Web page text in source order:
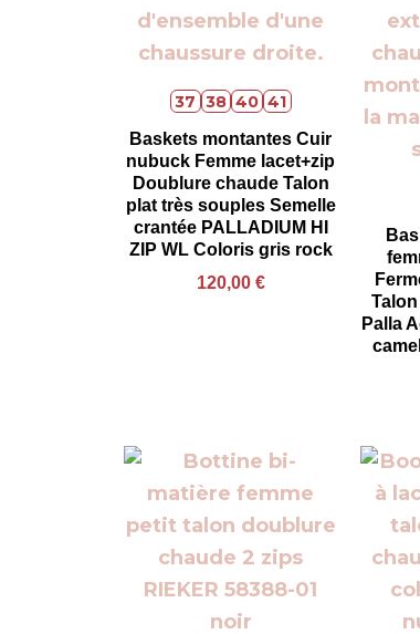
37 38 40 41
Baskets montantes Cuir
nubuck Femme lacet+zip
Doublure chaude Talon
plat très souples Semelle
crantée PALLADIUM HI
ZIP WL Coloris gris rock
120,00 €
Palla